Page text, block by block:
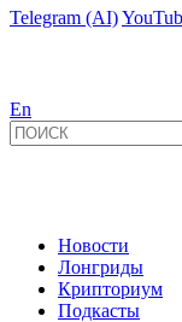
Telegram (AI)
En
Новости
Лонгриды
Крипториум
Подкасты